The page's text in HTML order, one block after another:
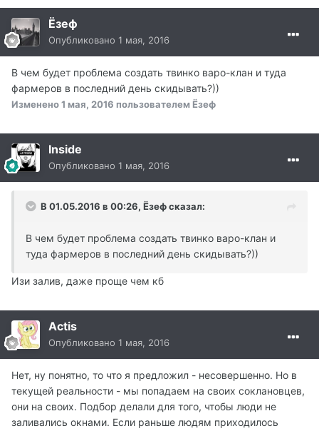
Ёзеф
Опубликовано 1 мая, 2016
В чем будет проблема создать твинко варо-клан и туда
фармеров в последний день скидывать?))
Изменено1 мая, 2016 пользователем Ёзеф
Inside
Опубликовано 1 мая, 2016
В 01.05.2016 в 00:26, Ёзеф сказал:
В чем будет проблема создать твинко варо-клан и
туда фармеров в последний день скидывать?))
Изи залив, даже проще чем кб
Actis
Опубликовано 1 мая, 2016
Нет, ну понятно, то что я предложил - несовершенно. Но в
текущей реальности - мы попадаем на своих соклановцев,
они на своих. Подбор делали для того, чтобы люди не
заливались окнами. Если раньше людям приходилось